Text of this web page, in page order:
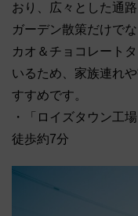
おり、広々とした通
ガーデン散策だけで
カオ＆チョコレート
いるため、家族連れ
すすめです。
・「ロイズタウン工
徒歩約7分